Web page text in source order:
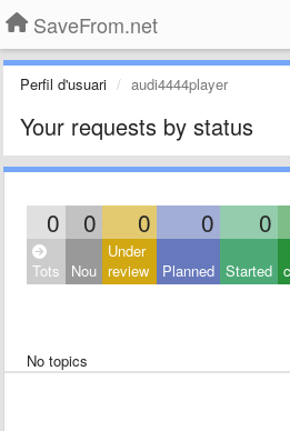
SaveFrom.net
Perfil d'usuari audi4444player
Your requests by status
0 0 0 0 0
Tots Nou
Under
review
Planned Started
No topics